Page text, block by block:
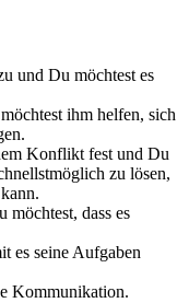
und Du möchtest es
ihm helfen, sich
Konflikt fest und Du
zu lösen,
möchtest, dass es
es seine Aufgaben
Kommunikation.